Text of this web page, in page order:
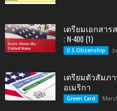
เตรียมเอกสาร
: N-400 (1)
U.S.Citizenship
เตรียมตัวสัมภา
อเมริกา
Green Card